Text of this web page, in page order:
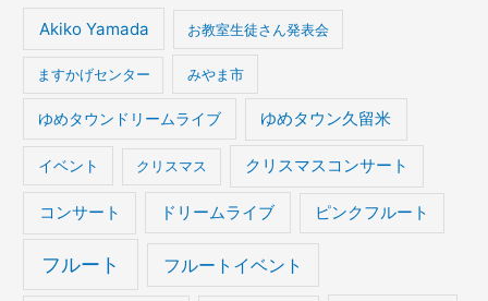
Akiko Yamada お教室生徒さん発表会
ますかげセンター みやま市
ゆめタウンドリームライブ ゆめタウン久留米
イベント クリスマス クリスマスコンサート
コンサート ドリームライブ ピンクフルート
フルート フルートイベント